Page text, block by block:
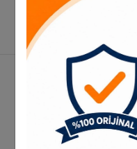
Msi 480gb
Sata 3.0